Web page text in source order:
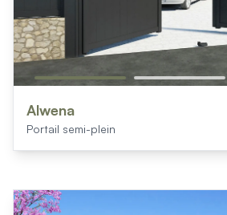
Alwena
Portail semi-plein